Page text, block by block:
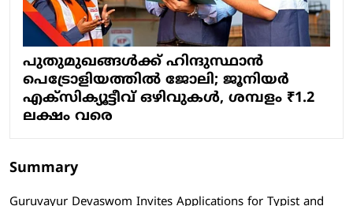
പുതുമുഖങ്ങൾക്ക് ഹിന്ദുസ്ഥാൻ
പെട്രോളിയത്തിൽ ജോലി; ജൂനിയർ
എക്സിക്യൂട്ടീവ് ഒഴിവുകൾ, ശമ്പളം ₹1.2
ലക്ഷം വരെ
Summary
Guruvayur Devaswom Invites Applications for Typist and